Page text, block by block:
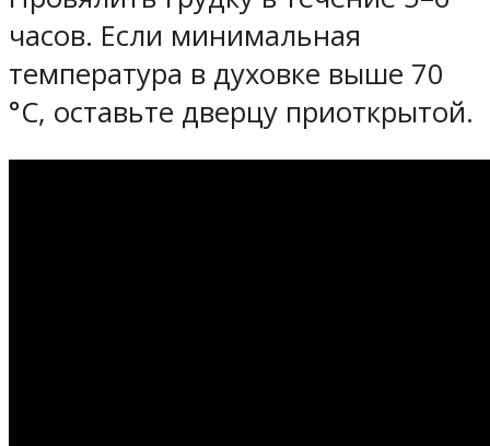
часов. Если минимальная
температура в духовке выше 70
°C, оставьте дверцу приоткрытой.